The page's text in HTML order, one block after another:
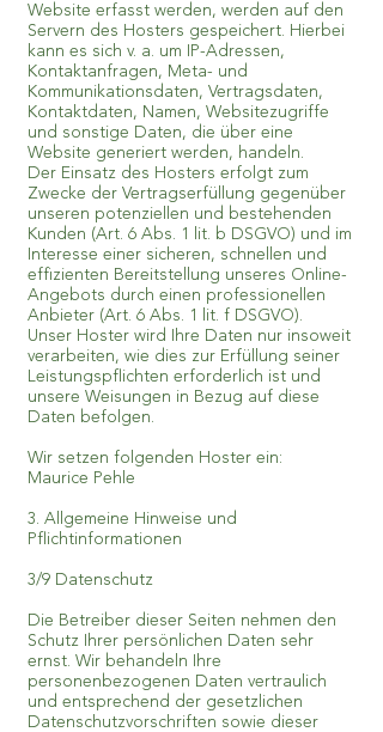
Website erfasst werden, werden auf den
Servern des Hosters gespeichert. Hierbei
kann es sich v. a. um IP-Adressen,
Kontaktanfragen, Meta- und
Kommunikationsdaten, Vertragsdaten,
Kontaktdaten, Namen, Websitezugriffe
und sonstige Daten, die über eine
Website generiert werden, handeln.
Der Einsatz des Hosters erfolgt zum
Zwecke der Vertragserfüllung gegenüber
unseren potenziellen und bestehenden
Kunden (Art. 6 Abs. 1 lit. b DSGVO) und im
Interesse einer sicheren, schnellen und
effizienten Bereitstellung unseres Online-
Angebots durch einen professionellen
Anbieter (Art. 6 Abs. 1 lit. f DSGVO).
Unser Hoster wird Ihre Daten nur insoweit
verarbeiten, wie dies zur Erfüllung seiner
Leistungspflichten erforderlich ist und
unsere Weisungen in Bezug auf diese
Daten befolgen.
Wir setzen folgenden Hoster ein:
Maurice Pehle
3. Allgemeine Hinweise und
Pflichtinformationen
3/9 Datenschutz
Die Betreiber dieser Seiten nehmen den
Schutz Ihrer persönlichen Daten sehr
ernst. Wir behandeln Ihre
personenbezogenen Daten vertraulich
und entsprechend der gesetzlichen
Datenschutzvorschriften sowie dieser